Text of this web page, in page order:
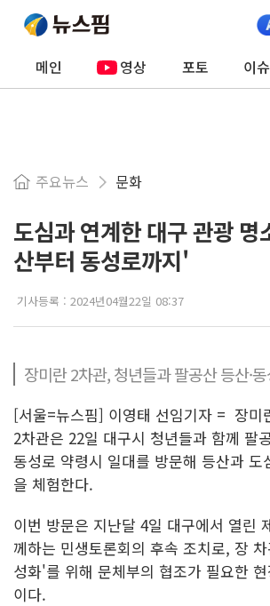
메인 영상 포토 이
주요뉴스 문화
도심과 연계한 대구 관광
산부터 동성로까지'
기사등록 : 2024년04월22일 08:37
장미란 2차관, 청년들과 팔공산 등산·
[서울=뉴스핌] 이영태 선임기자 = 장미
2차관은 22일 대구시 청년들과 함께 팔
동성로 약령시 일대를 방문해 등산과 도
을 체험한다.
이번 방문은 지난달 4일 대구에서 열린
께하는 민생토론회의 후속 조치로, 장
성화'를 위해 문체부의 협조가 필요한
이다.